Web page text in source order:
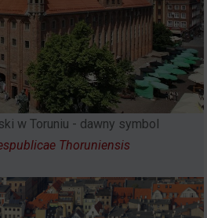
w Toruniu - dawny symbol
Thoruniensis